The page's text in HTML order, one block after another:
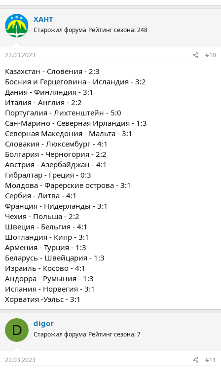
ХАНТ
Старожил форума Рейтинг сезона: 248
22.03.2023 #10
Казахстан - Словения - 2:3
Босния и Герцеговина - Исландия - 3:2
Дания - Финляндия - 3:1
Италия - Англия - 2:2
Португалия - Лихтенштейн - 5:0
Сан-Марино - Северная Ирландия - 1:3
Северная Македония - Мальта - 3:1
Словакия - Люксембург - 4:1
Болгария - Черногория - 2:2
Австрия - Азербайджан - 4:1
Гибралтар - Греция - 0:3
Молдова - Фарерские острова - 3:1
Сербия - Литва - 4:1
Франция - Нидерланды - 3:1
Чехия - Польша - 2:2
Швеция - Бельгия - 4:1
Шотландия - Кипр - 3:1
Армения - Турция - 1:3
Беларусь - Швейцария - 1:3
Израиль - Косово - 4:1
Андорра - Румыния - 1:3
Испания - Норвегия - 3:1
Хорватия -Уэльс - 3:1
D digor
Старожил форума Рейтинг сезона: 7
22.03.2023 #11